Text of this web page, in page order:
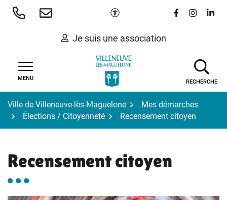
Aller
Paramètres d'accessibilité
Lien vers le
Lien vers
Lien
Je suis une association
MENU
RECHERCHE
Ville de Villeneuve-lès-Maguelone
Mes démarches
Élections / Citoyenneté
Recensement citoyen
Recensement citoyen